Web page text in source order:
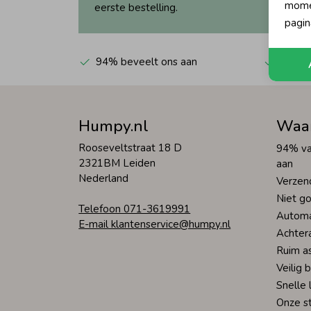
eerste bestelling.
94% beveelt ons aan
Humpy.nl
Rooseveltstraat 18 D
2321BM Leiden
Nederland
Telefoon 071-3619991
E-mail klantenservice@humpy.nl
94%
aan
Niet
Ruim
Veilig
Snelle
Onze